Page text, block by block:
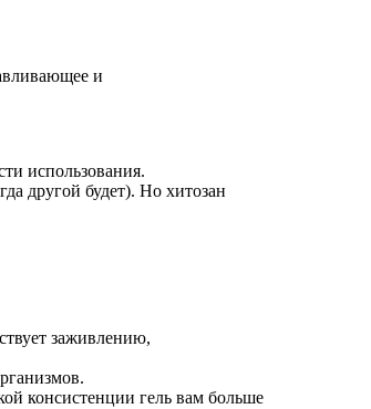
и
использования.
другой будет). Но хитозан
заживлению,
консистенции гель вам больше